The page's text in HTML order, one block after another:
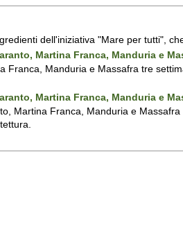
dell'iniziativa "Mare per tutti",
Martina Franca, Manduria e
Franca, Manduria e Massafra tre
Martina Franca, Manduria e
Martina Franca, Manduria e